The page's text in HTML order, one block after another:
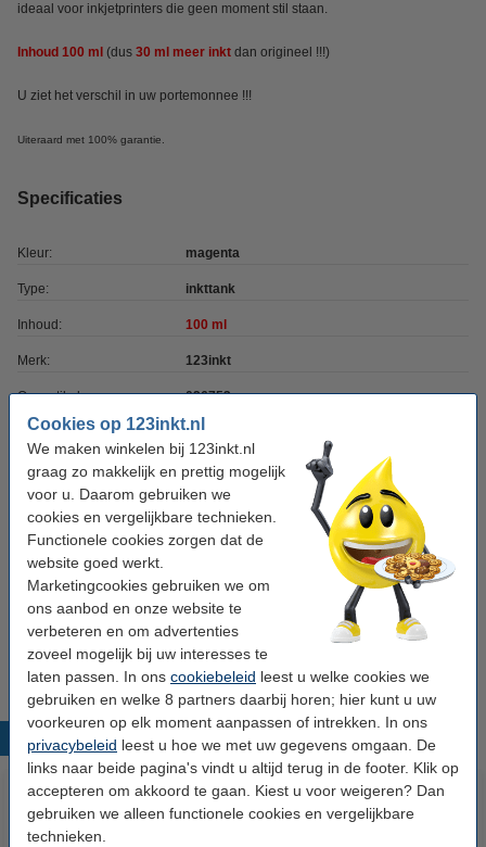
Cookies op 123inkt.nl
We maken winkelen bij 123inkt.nl
graag zo makkelijk en prettig mogelijk
voor u. Daarom gebruiken we
cookies en vergelijkbare technieken.
Functionele cookies zorgen dat de
website goed werkt.
Marketingcookies gebruiken we om
ons aanbod en onze website te
verbeteren en om advertenties
zoveel mogelijk bij uw interesses te
laten passen. In ons cookiebeleid leest u welke cookies we
gebruiken en welke 8 partners daarbij horen; hier kunt u uw
voorkeuren op elk moment aanpassen of intrekken. In ons
privacybeleid leest u hoe we met uw gegevens omgaan. De
links naar beide pagina's vindt u altijd terug in de footer. Klik op
accepteren om akkoord te gaan. Kiest u voor weigeren? Dan
gebruiken we alleen functionele cookies en vergelijkbare
technieken.
ideaal voor inkjetprinters die geen moment stil staan.
Inhoud 100 ml (dus 30 ml meer inkt dan origineel !!!)
U ziet het verschil in uw portemonnee !!!
Uiteraard met 100% garantie.
Specificaties
Kleur: magenta
Type: inkttank
Inhoud: 100 ml
Merk: 123inkt
Ons artikelnr: 026753
Nummer: C13T664340
Tip: complete set bestellen
Epson aanbieding: 664-serie zwart + 3 kleuren
(123inkt huismerk)
€ 27,00
Tip
Wij adviseren u om deze inkttank i.p.v. de originele inkttank te
nemen.
Populaire producten